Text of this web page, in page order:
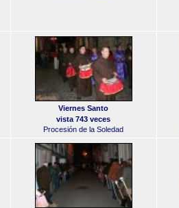
Viernes Santo
vista 743 veces
Procesión de la Soledad